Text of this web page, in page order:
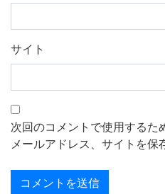
サイト
次回のコメントで使用するた
メールアドレス、サイトを保